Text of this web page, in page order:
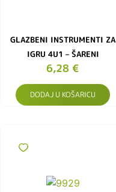
GLAZBENI INSTRUMENTI ZA
IGRU 4U1 – ŠARENI
6,28 €
DODAJ U KOŠARICU